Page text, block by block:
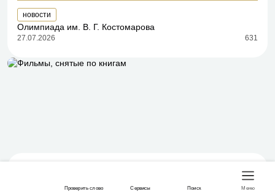
Проверить слово Сервисы Поиск Меню
новости
Олимпиада им. В. Г. Костомарова
27.07.2026 631
Лингвистическая помощь
Онлайн-тесты